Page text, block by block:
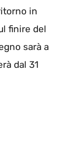
in
finire del
sarà a
dal 31